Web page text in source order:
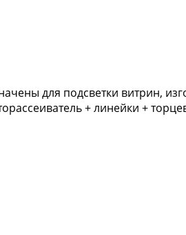
для подсветки витрин,
+ линейки +